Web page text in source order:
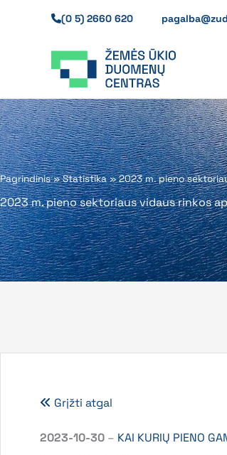
(0 5) 2660 620
Pagrindinis»Statistika»2023 m. pieno
2023 m. pieno sektoriaus vidaus rinkos
Grįžti atgal
2023-10-30 – KAI KURIŲ PIENO